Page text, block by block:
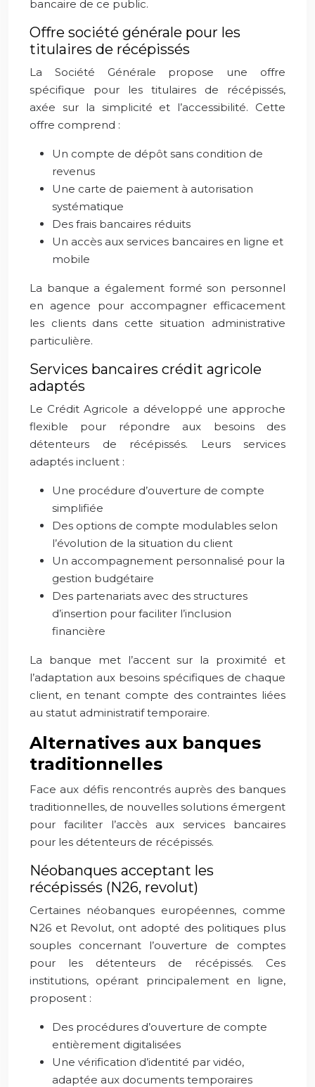
bancaire de ce public.
Offre société générale pour les
titulaires de récépissés
La Société Générale propose une offre
spécifique pour les titulaires de récépissés,
axée sur la simplicité et l’accessibilité. Cette
offre comprend :
Un compte de dépôt sans condition de
revenus
Une carte de paiement à autorisation
systématique
Des frais bancaires réduits
Un accès aux services bancaires en ligne et
mobile
La banque a également formé son personnel
en agence pour accompagner efficacement
les clients dans cette situation administrative
particulière.
Services bancaires crédit agricole
adaptés
Le Crédit Agricole a développé une approche
flexible pour répondre aux besoins des
détenteurs de récépissés. Leurs services
adaptés incluent :
Une procédure d’ouverture de compte
simplifiée
Des options de compte modulables selon
l’évolution de la situation du client
Un accompagnement personnalisé pour la
gestion budgétaire
Des partenariats avec des structures
d’insertion pour faciliter l’inclusion
financière
La banque met l’accent sur la proximité et
l’adaptation aux besoins spécifiques de chaque
client, en tenant compte des contraintes liées
au statut administratif temporaire.
Alternatives aux banques
traditionnelles
Face aux défis rencontrés auprès des banques
traditionnelles, de nouvelles solutions émergent
pour faciliter l’accès aux services bancaires
pour les détenteurs de récépissés.
Néobanques acceptant les
récépissés (N26, revolut)
Certaines néobanques européennes, comme
N26 et Revolut, ont adopté des politiques plus
souples concernant l’ouverture de comptes
pour les détenteurs de récépissés. Ces
institutions, opérant principalement en ligne,
proposent :
Des procédures d’ouverture de compte
entièrement digitalisées
Une vérification d’identité par vidéo,
adaptée aux documents temporaires